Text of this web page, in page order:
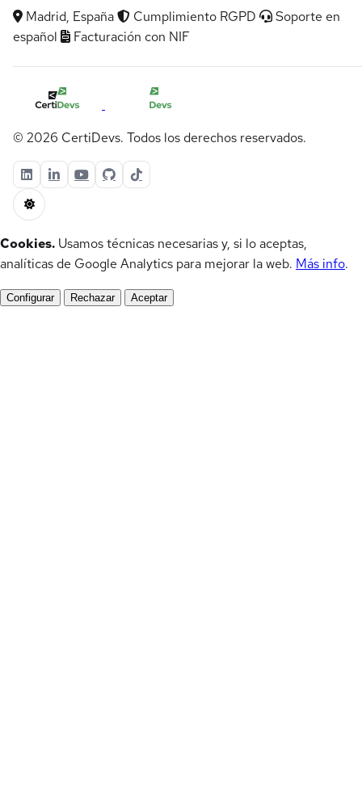
Madrid, España Cumplimiento RGPD
Soporte en
español
Facturación con NIF
© 2026 CertiDevs. Todos los derechos reservados.
Cookies. Usamos técnicas necesarias y, si lo aceptas,
analíticas de Google Analytics para mejorar la web. Más info.
Configurar Rechazar Aceptar